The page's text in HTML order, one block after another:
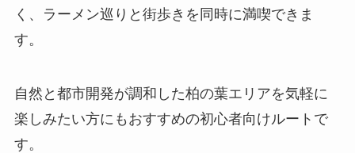
く、ラーメン巡りと街歩きを同時に満喫できま
す。
自然と都市開発が調和した柏の葉エリアを気軽に
楽しみたい方にもおすすめの初心者向けルートで
す。